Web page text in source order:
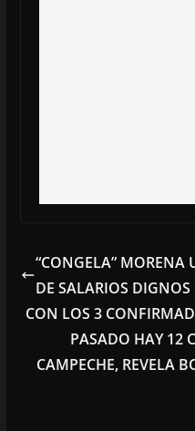
“CONGELA” MORENA
DE SALARIOS DIGNOS
CON LOS 3
PASADO HAY 12
CAMPECHE, REVELA